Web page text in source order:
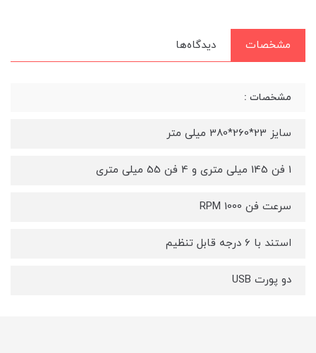
مشخصات دیدگاه‌ها
مشخصات :
سایز 23*260*380 میلی متر
1 فن 145 میلی متری و 4 فن 55 میلی متری
سرعت فن 1000 RPM
استند با 6 درجه قابل تنظیم
دو پورت USB